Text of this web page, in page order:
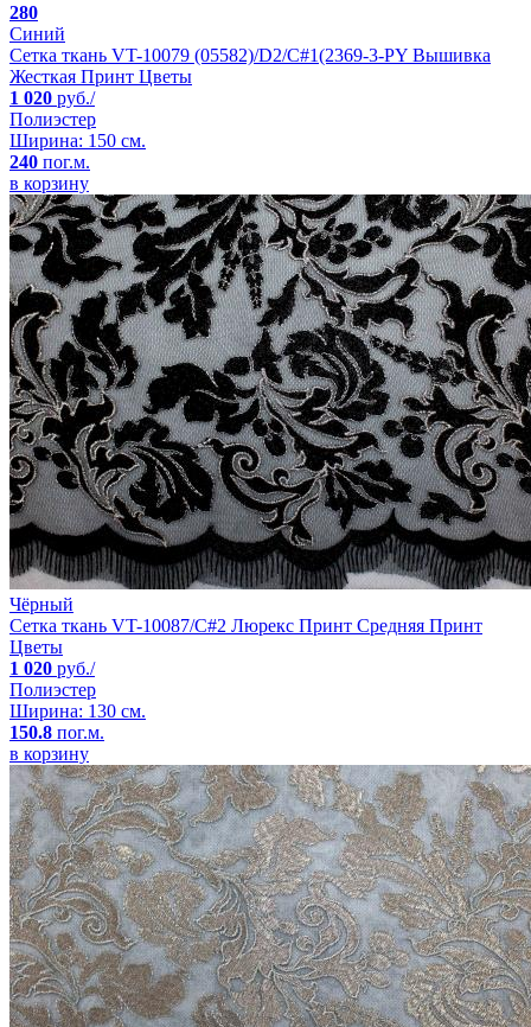
280
Синий
Сетка ткань VT-10079 (05582)/D2/C#1(2369-3-PY Вышивка
Жесткая Принт Цветы
1 020 руб./
Полиэстер
Ширина: 150 см.
240 пог.м.
в корзину
Чёрный
Сетка ткань VT-10087/C#2 Люрекс Принт Средняя Принт
Цветы
1 020 руб./
Полиэстер
Ширина: 130 см.
150.8 пог.м.
в корзину